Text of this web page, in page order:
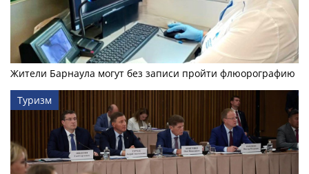
Жители Барнаула могут без записи пройти флюорографию
Туризм